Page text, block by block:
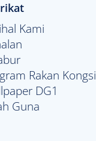
Kami
Rakan Kongsi
DG1
Guna